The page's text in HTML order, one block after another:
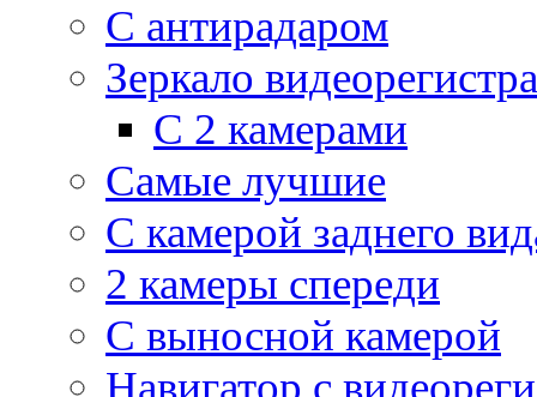
C антирадаром
Зеркало
С 2 камерами
Самые лучшие
С камерой заднего
2 камеры спереди
С выносной камерой
Навигатор с